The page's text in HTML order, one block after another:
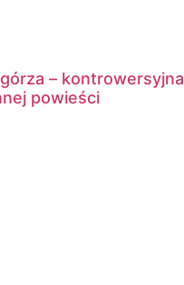
– kontrowersyjna
powieści